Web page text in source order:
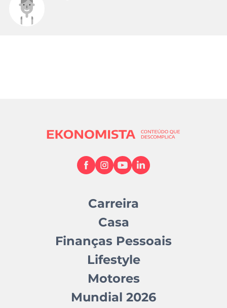
Carreira
Casa
Finanças Pessoais
Lifestyle
Motores
Mundial 2026